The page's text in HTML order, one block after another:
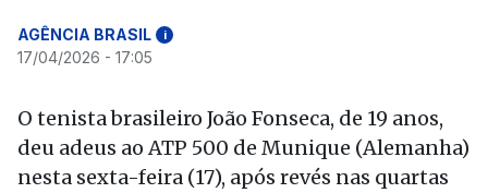
AGÊNCIA BRASIL i
17/04/2026 - 17:05
O tenista brasileiro João Fonseca, de 19 anos,
deu adeus ao ATP 500 de Munique (Alemanha)
nesta sexta-feira (17), após revés nas quartas